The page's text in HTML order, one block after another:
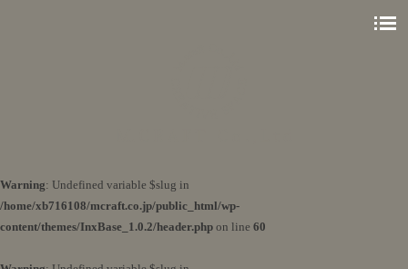
Warning: Undefined variable $slug in
/home/xb716108/mcraft.co.jp/public_html/wp-
content/themes/InxBase_1.0.2/header.php on line 60